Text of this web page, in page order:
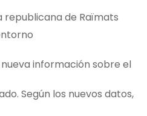
republicana de Raïmats
información sobre el
Según los nuevos datos,